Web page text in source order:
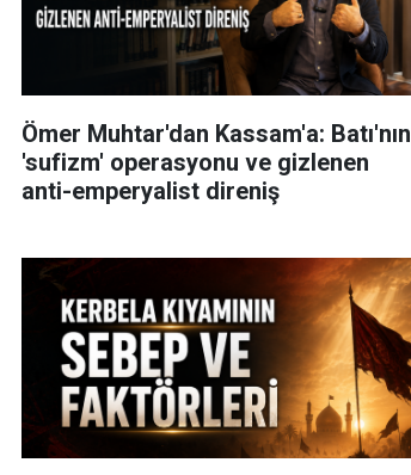
Ömer Muhtar'dan Kassam'a: Batı'nın
'sufizm' operasyonu ve gizlenen
anti-emperyalist direniş